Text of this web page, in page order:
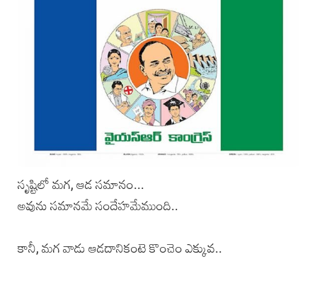
సృష్టిలో మగ, ఆడ సమానం...
అవును సమానమే సందేహమేముంది..
కానీ, మగ వాడు ఆడదానికంటె కొంచెం ఎక్కువ..